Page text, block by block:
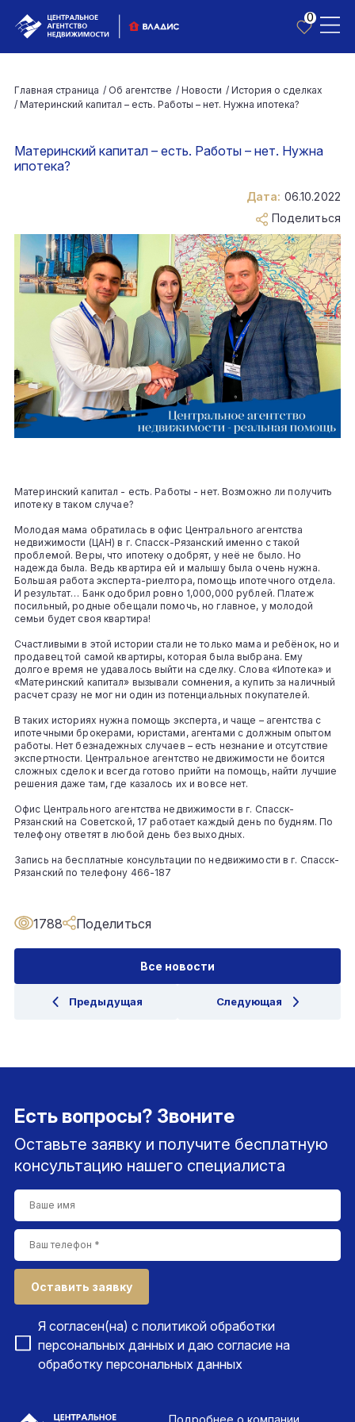
0
Главная страница / Об агентстве / Новости / История о сделках
/ Материнский капитал – есть. Работы – нет. Нужна ипотека?
Материнский капитал – есть. Работы – нет. Нужна
ипотека?
Материнский капитал - есть. Работы - нет. Возможно ли получить
ипотеку в таком случае?
Молодая мама обратилась в офис Центрального агентства
недвижимости (ЦАН) в г. Спасск-Рязанский именно с такой
проблемой. Веры, что ипотеку одобрят, у неё не было. Но
надежда была. Ведь квартира ей и малышу была очень нужна.
Большая работа эксперта-риелтора, помощь ипотечного отдела.
И результат… Банк одобрил ровно 1,000,000 рублей. Платеж
посильный, родные обещали помочь, но главное, у молодой
семьи будет своя квартира!
Счастливыми в этой истории стали не только мама и ребёнок, но и
продавец той самой квартиры, которая была выбрана. Ему
долгое время не удавалось выйти на сделку. Слова «Ипотека» и
«Материнский капитал» вызывали сомнения, а купить за наличный
расчет сразу не мог ни один из потенциальных покупателей.
В таких историях нужна помощь эксперта, и чаще – агентства с
ипотечными брокерами, юристами, агентами с должным опытом
работы. Нет безнадежных случаев – есть незнание и отсутствие
экспертности. Центральное агентство недвижимости не боится
сложных сделок и всегда готово прийти на помощь, найти лучшие
решения даже там, где казалось их и вовсе нет.
Офис Центрального агентства недвижимости в г. Спасск-
Рязанский на Советской, 17 работает каждый день по будням. По
телефону ответят в любой день без выходных.
Запись на бесплатные консультации по недвижимости в г. Спасск-
Рязанский по телефону 466-187
Дата: 06.10.2022
Поделиться
Все новости
Предыдущая Следующая
1788 Поделиться
Есть вопросы? Звоните
Оставьте заявку и получите бесплатную
консультацию нашего специалиста
Оставить заявку
Я согласен(на) с политикой обработки
персональных данных и даю согласие на
обработку персональных данных
Подробнее о компании